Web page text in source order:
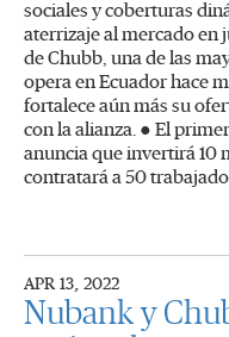
sociales y coberturas
aterrizaje al mercado en
de Chubb, una de las
opera en Ecuador hace
fortalece aún más su
con la alianza. ● El
anuncia que invertirá 10
contratará a 50
APR 13, 2022
Nubank y